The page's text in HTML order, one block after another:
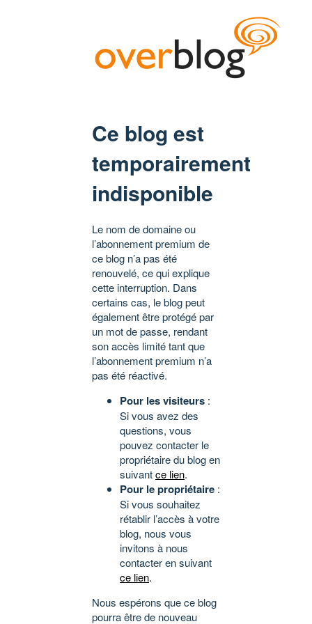
Ce blog est
temporairement
indisponible
Le nom de domaine ou
l’abonnement premium de
ce blog n’a pas été
renouvelé, ce qui explique
cette interruption. Dans
certains cas, le blog peut
également être protégé par
un mot de passe, rendant
son accès limité tant que
l’abonnement premium n’a
pas été réactivé.
Pour les visiteurs :
Si vous avez des
questions, vous
pouvez contacter le
propriétaire du blog en
suivantce lien.
Pour le propriétaire :
Si vous souhaitez
rétablir l’accès à votre
blog, nous vous
invitons à nous
contacter en suivant
ce lien.
Nous espérons que ce blog
pourra être de nouveau